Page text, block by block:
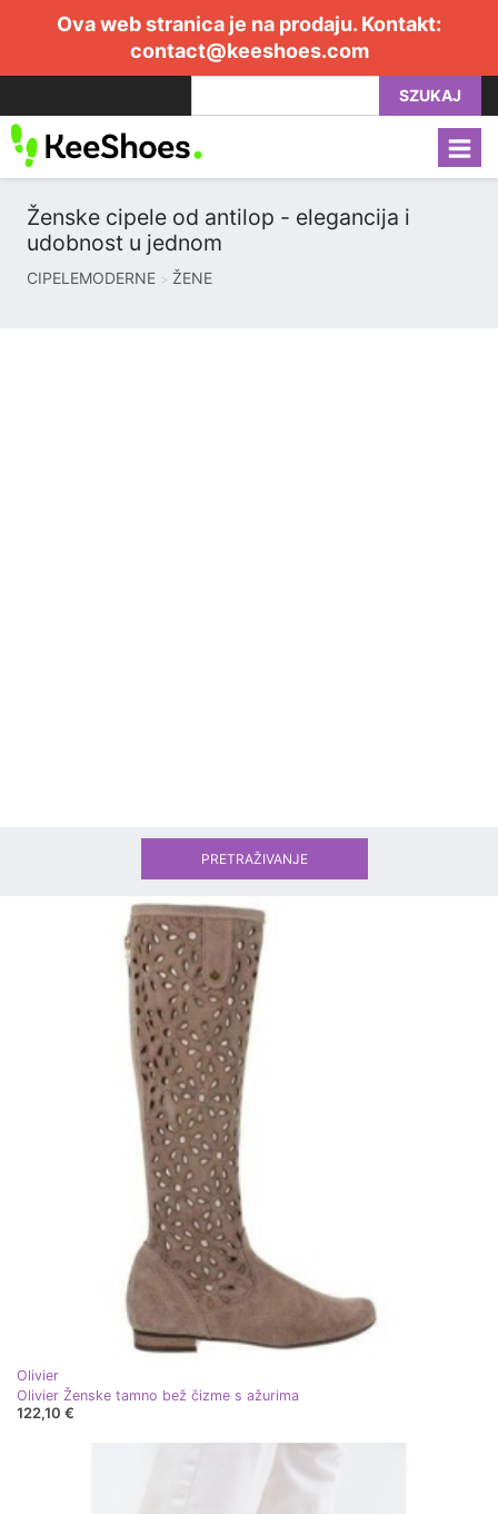
Ova web stranica je na prodaju. Kontakt:
contact@keeshoes.com
SZUKAJ
Ženske cipele od antilop - elegancija i
udobnost u jednom
CIPELEMODERNE ŽENE
Olivier
Olivier Ženske tamno bež čizme s ažurima
122,10 €
PRETRAŽIVANJE